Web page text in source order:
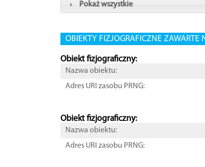
Pokaż wszystkie
OBIEKTY FIZJOGRAFICZNE ZAWARTE
Obiekt fizjograficzny:
Nazwa obiektu:
Adres URI zasobu PRNG:
Obiekt fizjograficzny:
Nazwa obiektu:
Adres URI zasobu PRNG: